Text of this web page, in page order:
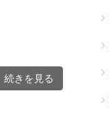
続きを見る